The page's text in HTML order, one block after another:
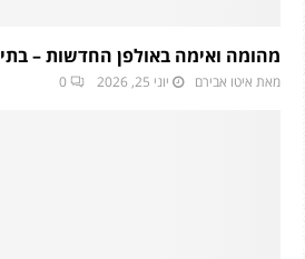
מהומה ואימה באולפן החדשות –
מאת איטו אבירם יוני 25, 2026 0